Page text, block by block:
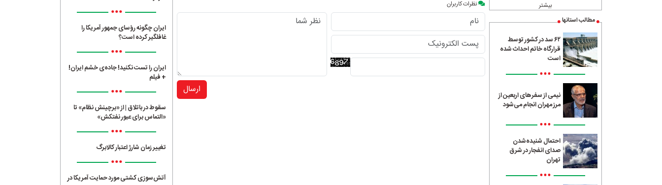
بیشتر
مطالب استانها
۶۲ سد در کشور توسط
قرارگاه خاتم احداث شده
است
•••
نیمی از سفرهای اربعین از
مرز مهران انجام می‌شود
•••
احتمال شنیده‌شدن
صدای انفجار در شرق
تهران
•••
نظرات کاربران
ارسال
•••
ایران چگونه رؤسای جمهور آمریکا را
غافلگیر کرده است؟
•••
ایران را تست نکنید! جاده‌ی خشم ایران!
+ فیلم
•••
سقوط در باتلاق | از «برچینش نظام» تا
«التماس برای عبور نفتکش»
•••
تغییر زمان شارژ اعتبار کالابرگ
•••
آتش‌سوزی کشتی مورد حمایت آمریکا در